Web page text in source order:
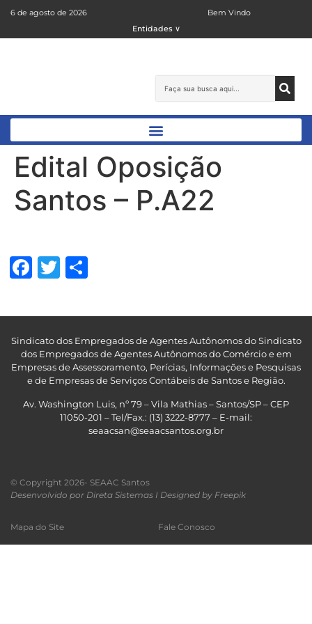
6 de agosto de 2026
Bem Vindo
Entidades ∨
Edital Oposição
Santos – P.A22
Facebook
Twitter
Sindicato dos Empregados de Agentes Autônomos do Sindicato
dos Empregados de Agentes Autônomos do Comércio e em
Empresas de Assessoramento, Perícias, Informações e Pesquisas
e de Empresas de Serviços Contábeis de Santos e Região.
Av. Washington Luis, nº 79 – Vila Mathias – Santos/SP – CEP
11050-201 – Tel/Fax.: (13) 3222-8777 – E-mail:
seaacsan@seaacsantos.org.br
© Copyright 2026- SEAAC Santos
Desenvolvido por Direta Sistemas I Designed by Freepik
Mapa do Site Fale Conosco